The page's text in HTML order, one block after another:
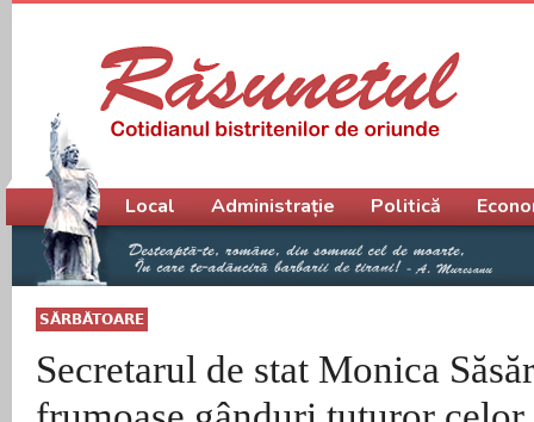
SĂRBĂTOARE
Secretarul de stat Monica
Meniu principal
Local Administrație Politică